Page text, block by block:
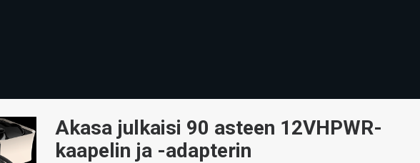
Akasa julkaisi 90 asteen 12VHPWR-
kaapelin ja -adapterin